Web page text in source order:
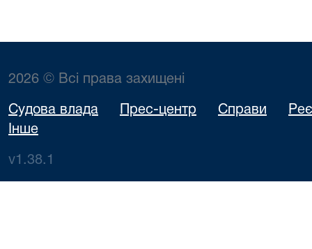
2026 © Всі права захищені
Судова влада Прес-центр Справи
Інше
v1.38.1